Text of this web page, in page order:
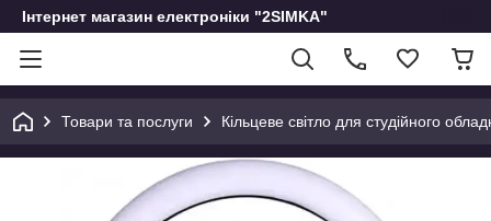
Інтернет магазин електроніки "2SIMKA"
Товари та послуги Кільцеве світло для студійного